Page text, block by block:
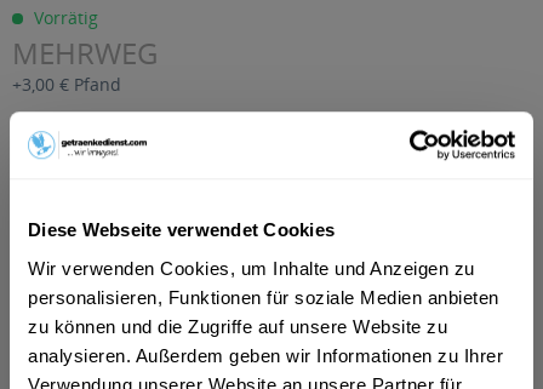
Diese Webseite verwendet Cookies
Wir verwenden Cookies, um Inhalte und Anzeigen zu
personalisieren, Funktionen für soziale Medien anbieten
zu können und die Zugriffe auf unsere Website zu
analysieren. Außerdem geben wir Informationen zu Ihrer
Verwendung unserer Website an unsere Partner für
Vorrätig
MEHRWEG
+3,00 € Pfand
In denWarenkorb
Verfügbar in:
mehr
"Rapp's Landschorle Rhabarber naturtrüb 10